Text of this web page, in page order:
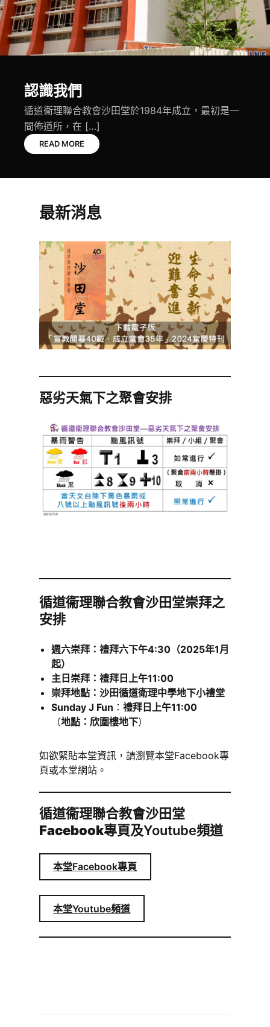
認識我們
循道衞理聯合教會沙田堂於1984年成立，最初是一
間佈道所，在 […]
READ MORE
最新消息
惡劣天氣下之聚會安排
循道衞理聯合教會沙田堂崇拜之
安排
週六崇拜：禮拜六下午4:30（2025年1月
起）
主日崇拜：禮拜日上午11:00
崇拜地點：沙田循道衛理中學地下小禮堂
Sunday J Fun ： 禮拜日上午11:00
（地點：欣圍樓地下）
如欲緊貼本堂資訊，請瀏覽本堂Facebook專
頁或本堂網站。
循道衞理聯合教會沙田堂
Facebook專頁及Youtube頻道
本堂Facebook專頁
本堂Youtube頻道